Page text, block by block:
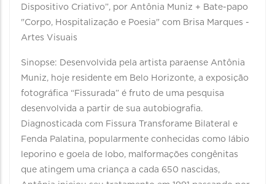
Dispositivo Criativo”, por Antônia Muniz + Bate-papo
"Corpo, Hospitalização e Poesia" com Brisa Marques -
Artes Visuais
Sinopse: Desenvolvida pela artista paraense Antônia
Muniz, hoje residente em Belo Horizonte, a exposição
fotográfica “Fissurada” é fruto de uma pesquisa
desenvolvida a partir de sua autobiografia.
Diagnosticada com Fissura Transforame Bilateral e
Fenda Palatina, popularmente conhecidas como lábio
leporino e goela de lobo, malformações congênitas
que atingem uma criança a cada 650 nascidas,